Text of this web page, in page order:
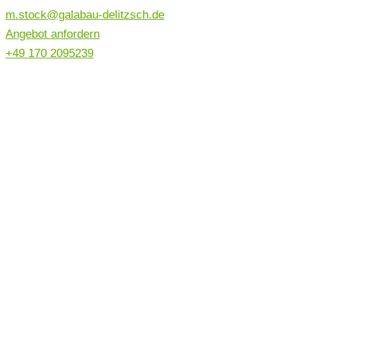
m.stock@galabau-delitzsch.de
Angebot anfordern
+49 170 2095239